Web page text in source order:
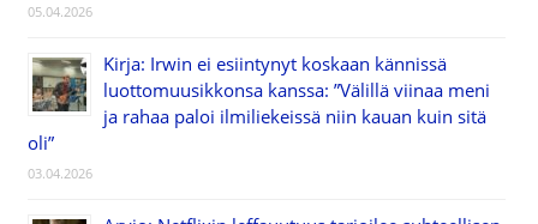
05.04.2026
Kirja: Irwin ei esiintynyt koskaan kännissä
luottomuusikkonsa kanssa: ”Välillä viinaa meni
ja rahaa paloi ilmiliekeissä niin kauan kuin sitä
oli”
03.04.2026